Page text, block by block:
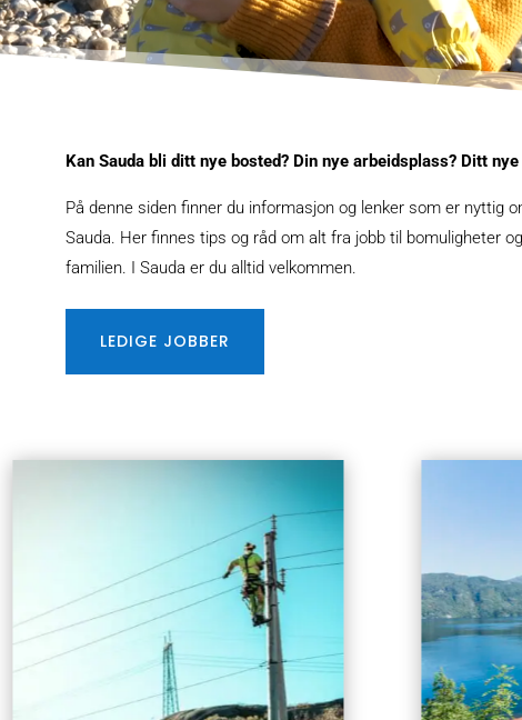
Kan Sauda bli ditt nye bosted? Din nye arbeidsplass? Ditt
På denne siden finner du informasjon og lenker som er nyttig
Sauda. Her finnes tips og råd om alt fra jobb til bomuligheter
familien. I Sauda er du alltid velkommen.
LEDIGE JOBBER